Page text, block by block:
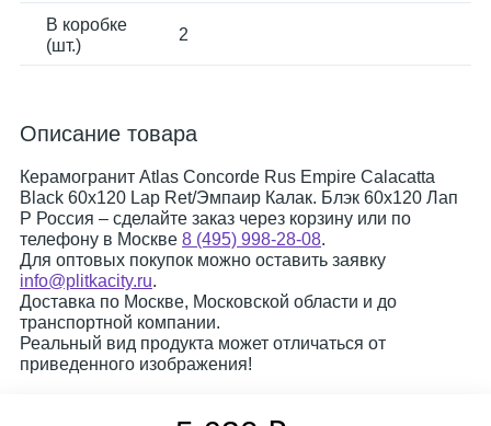
В коробке
(шт.)
2
Описание товара
Керамогранит Atlas Concorde Rus Empire Calacatta
Black 60x120 Lap Ret/Эмпаир Калак. Блэк 60x120 Лап
Р Россия – сделайте заказ через корзину или по
телефону в Москве 8 (495) 998-28-08.
Для оптовых покупок можно оставить заявку
info@plitkacity.ru.
Доставка по Москве, Московской области и до
транспортной компании.
Реальный вид продукта может отличаться от
приведенного изображения!